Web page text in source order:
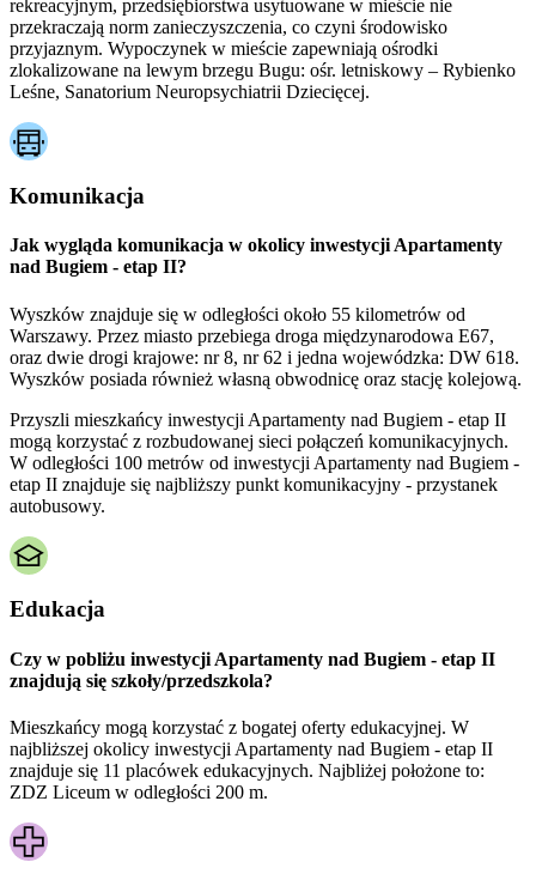
rekreacyjnym, przedsiębiorstwa usytuowane w mieście nie
przekraczają norm zanieczyszczenia, co czyni środowisko
przyjaznym. Wypoczynek w mieście zapewniają ośrodki
zlokalizowane na lewym brzegu Bugu: ośr. letniskowy – Rybienko
Leśne, Sanatorium Neuropsychiatrii Dziecięcej.
Komunikacja
Jak wygląda komunikacja w okolicy inwestycji Apartamenty
nad Bugiem - etap II?
Wyszków znajduje się w odległości około 55 kilometrów od
Warszawy. Przez miasto przebiega droga międzynarodowa E67,
oraz dwie drogi krajowe: nr 8, nr 62 i jedna wojewódzka: DW 618.
Wyszków posiada również własną obwodnicę oraz stację kolejową.
Przyszli mieszkańcy inwestycji Apartamenty nad Bugiem - etap II
mogą korzystać z rozbudowanej sieci połączeń komunikacyjnych.
W odległości 100 metrów od inwestycji Apartamenty nad Bugiem -
etap II znajduje się najbliższy punkt komunikacyjny - przystanek
autobusowy.
Edukacja
Czy w pobliżu inwestycji Apartamenty nad Bugiem - etap II
znajdują się szkoły/przedszkola?
Mieszkańcy mogą korzystać z bogatej oferty edukacyjnej. W
najbliższej okolicy inwestycji Apartamenty nad Bugiem - etap II
znajduje się 11 placówek edukacyjnych. Najbliżej położone to:
ZDZ Liceum w odległości 200 m.